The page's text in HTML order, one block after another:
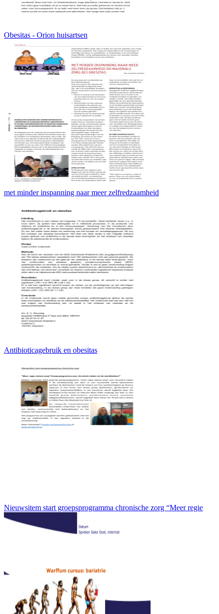
Obesitas - Orion huisartsen
met minder inspanning naar meer zelfredzaamheid
Antibioticagebruik en obesitas
Nieuwsitem start groepsprogramma chronische zorg “Meer regie